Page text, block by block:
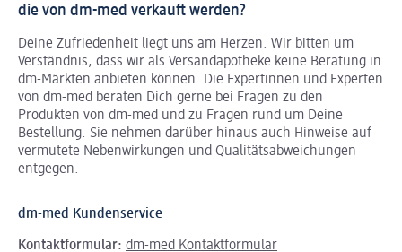
die von dm-med verkauft werden?
Deine Zufriedenheit liegt uns am Herzen. Wir bitten um
Verständnis, dass wir als Versandapotheke keine Beratung in
dm-Märkten anbieten können. Die Expertinnen und Experten
von dm-med beraten Dich gerne bei Fragen zu den
Produkten von dm-med und zu Fragen rund um Deine
Bestellung. Sie nehmen darüber hinaus auch Hinweise auf
vermutete Nebenwirkungen und Qualitätsabweichungen
entgegen.
dm-med Kundenservice
Kontaktformular: dm-med Kontaktformular